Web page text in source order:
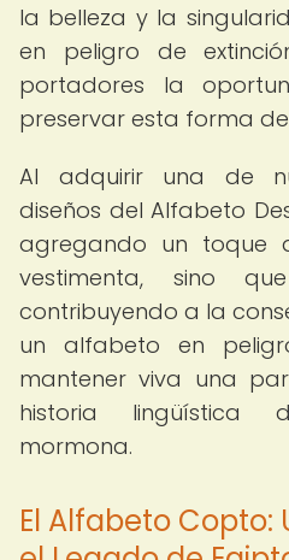
la belleza y la
en peligro de
portadores la
preservar esta forma
Al adquirir una de
diseños del Alfabeto
agregando un toque
vestimenta, sino
contribuyendo a la
un alfabeto en
mantener viva una
historia lingüística
mormona.
El Alfabeto Copto: